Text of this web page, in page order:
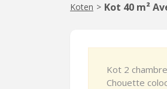
Koten > Kot 40 m²
Kot 2
Chouette